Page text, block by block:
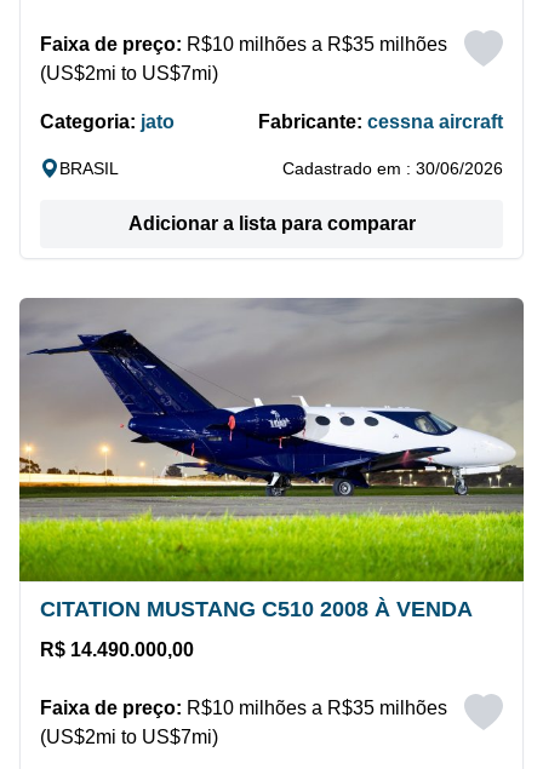
Faixa de preço: R$10 milhões a R$35 milhões
(US$2mi to US$7mi)
Categoria: jato Fabricante: cessna aircraft
BRASIL Cadastrado em : 30/06/2026
Adicionar a lista para comparar
CITATION MUSTANG C510 2008 À VENDA
R$ 14.490.000,00
Faixa de preço: R$10 milhões a R$35 milhões
(US$2mi to US$7mi)